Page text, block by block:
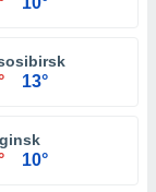
13°
10°